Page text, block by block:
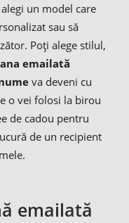
un model care
sau să
Poți alege stilul,
emailată
va deveni cu
o vei folosi la birou
de cadou pentru
de un recipient
emailată